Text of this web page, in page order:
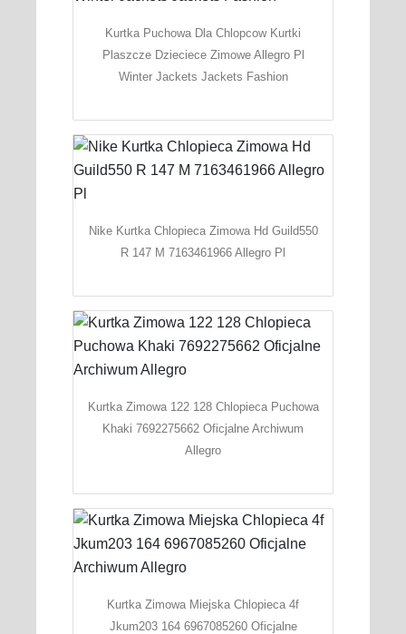
Kurtka Puchowa Dla Chlopcow Kurtki
Plaszcze Dzieciece Zimowe Allegro Pl
Winter Jackets Jackets Fashion
Nike Kurtka Chlopieca Zimowa Hd Guild550
R 147 M 7163461966 Allegro Pl
Kurtka Zimowa 122 128 Chlopieca Puchowa
Khaki 7692275662 Oficjalne Archiwum
Allegro
Kurtka Zimowa Miejska Chlopieca 4f
Jkum203 164 6967085260 Oficjalne